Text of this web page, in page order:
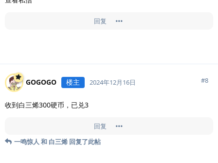
回复
GOGOGO 楼主 2024年12月16日 #8
收到白三烯300硬币，已兑3
回复
一鸣惊人 和 白三烯 回复了此帖